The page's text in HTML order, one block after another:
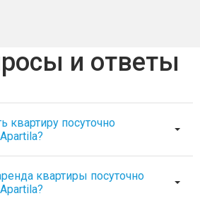
и ответы
квартиру посуточно
квартиры посуточно